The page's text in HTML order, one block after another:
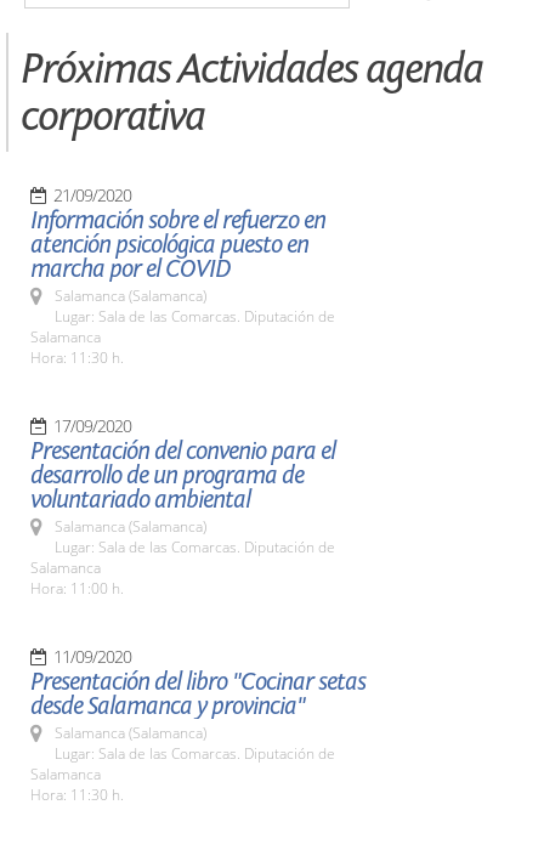
Próximas Actividades agenda
corporativa
21/09/2020
Información sobre el refuerzo en
atención psicológica puesto en
marcha por el COVID
Salamanca (Salamanca)
Lugar: Sala de las Comarcas. Diputación de
Salamanca
Hora: 11:30 h.
17/09/2020
Presentación del convenio para el
desarrollo de un programa de
voluntariado ambiental
Salamanca (Salamanca)
Lugar: Sala de las Comarcas. Diputación de
Salamanca
Hora: 11:00 h.
11/09/2020
Presentación del libro "Cocinar setas
desde Salamanca y provincia"
Salamanca (Salamanca)
Lugar: Sala de las Comarcas. Diputación de
Salamanca
Hora: 11:30 h.